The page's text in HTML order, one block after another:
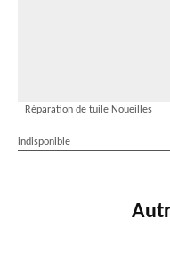
Réparation de tuile Noueilles
indisponible